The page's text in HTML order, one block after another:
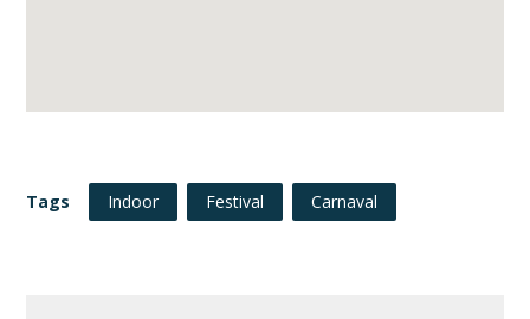
Tags Indoor Festival Carnaval